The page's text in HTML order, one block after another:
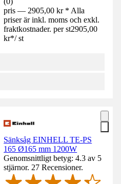
pris — 2905,00 kr * Alla
priser är inkl. moms och exkl.
fraktkostnader. per st2905,00
kr*/ st
Sänksåg EINHELL TE-PS
165 Ø165 mm 1200W
Genomsnittligt betyg: 4.3 av 5
stjärnor. 27 Recensioner.